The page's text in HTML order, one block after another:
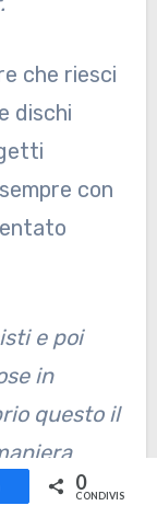
che riesci
dischi
con
e poi
in
questo il
quando
Share 0
CONDIVISIONI